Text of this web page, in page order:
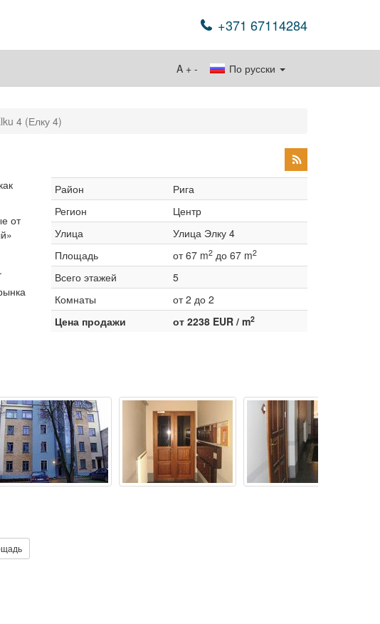
+371 67114284
По русски
A + -
4 (Елку 4)
от
Район
Рига
Регион
Центр
Улица
Улица Элку 4
Площадь
от 67 m2 до 67 m2
Всего этажей
5
Комнаты
от 2 до 2
Цена продажи
от 2238 EUR / m2